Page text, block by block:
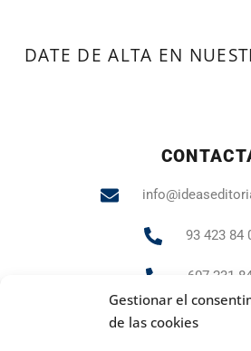
Gestionar el
de las cookies
DATE DE ALTA EN
93 423 84
607 231